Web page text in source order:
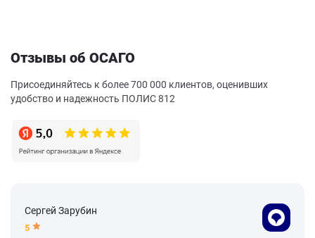
Отзывы об ОСАГО
Присоединяйтесь к более 700 000 клиентов, оценивших
удобство и надежность ПОЛИС 812
Сергей Зарубин
5